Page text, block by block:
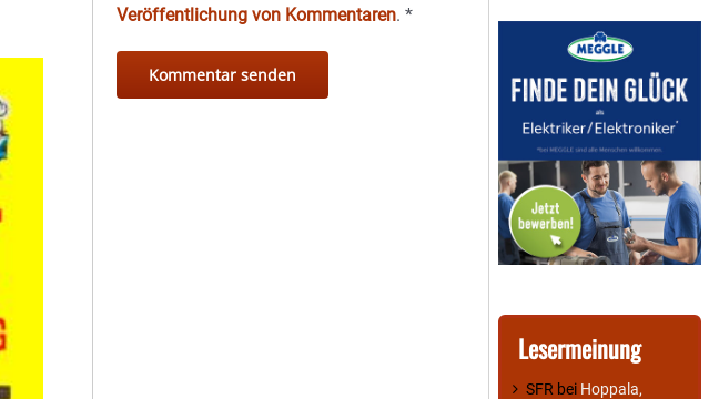
Veröffentlichung von Kommentaren.*
Lesermeinung
SFR bei Hoppala,